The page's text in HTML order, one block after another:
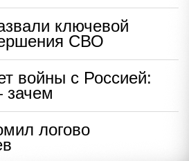
ключевой
СВО
войны с Россией:
зачем
логово